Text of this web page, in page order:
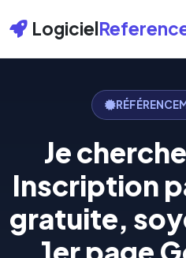
Logiciel
Je
Inscription
gratuite,